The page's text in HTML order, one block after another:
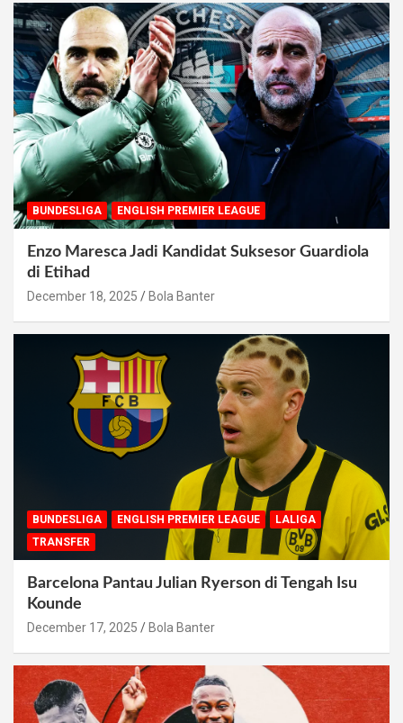
BUNDESLIGA ENGLISH PREMIER LEAGUE
Enzo Maresca Jadi Kandidat Suksesor Guardiola
di Etihad
December 18, 2025 Bola Banter
BUNDESLIGA ENGLISH PREMIER LEAGUE
LALIGA
TRANSFER
Barcelona Pantau Julian Ryerson di Tengah Isu
Kounde
December 17, 2025 Bola Banter